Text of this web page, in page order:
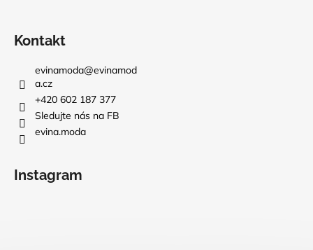
Kontakt
evinamoda@evinamod
a.cz
+420 602 187 377
Sledujte nás na FB
evina.moda
Instagram